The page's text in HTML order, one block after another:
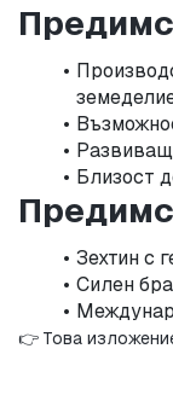
Развиващ
Близост
Зехтин с
Силен
👉 Това